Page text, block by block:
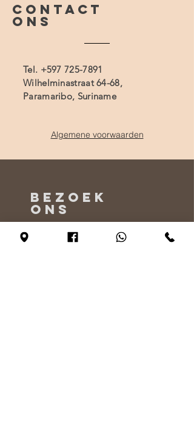
CONTACT
ONS
Tel. +597 725-7891
Wilhelminastraat 64-68,
Paramaribo, Suriname
Algemene voorwaarden
BEZOEK
ONS